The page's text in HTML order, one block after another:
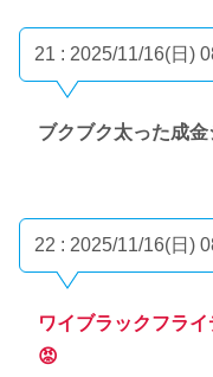
21 : 2025/11/16(日)
ブクブク太った成
22 : 2025/11/16(日)
ワイブラックフラ
😡